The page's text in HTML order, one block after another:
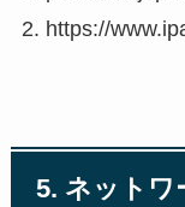
2. https://
5. ネットワ